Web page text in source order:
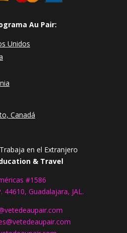
Au Pair:
Unidos
Canadá
en el Extranjero
& Travel
#1586
44610, Guadalajara, JAL.